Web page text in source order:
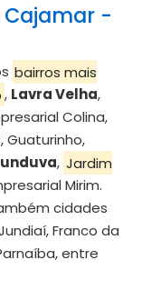
-
bairros mais
, Lavra Velha,
Colina,
Guaturinho,
, Jardim
Mirim.
cidades
Franco da
entre